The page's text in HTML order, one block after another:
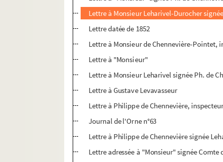
Lettre à Monsieur Leharivel-Durocher
Lettre datée de 1852
Lettre à Monsieur de Chennevière-Pointet,
Lettre à "Monsieur"
Lettre à Monsieur Leharivel signée Ph. de
Lettre à Gustave Levavasseur
Lettre à Philippe de Chennevière,
Journal de l'Orne n°63
Lettre à Philippe de Chennevière signée
Lettre adressée à "Monsieur" signée Comte